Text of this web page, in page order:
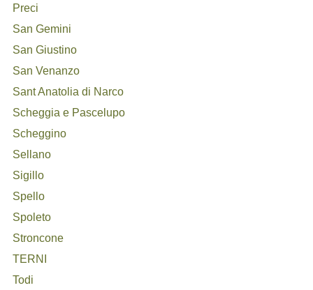
Preci
San Gemini
San Giustino
San Venanzo
Sant Anatolia di Narco
Scheggia e Pascelupo
Scheggino
Sellano
Sigillo
Spello
Spoleto
Stroncone
TERNI
Todi